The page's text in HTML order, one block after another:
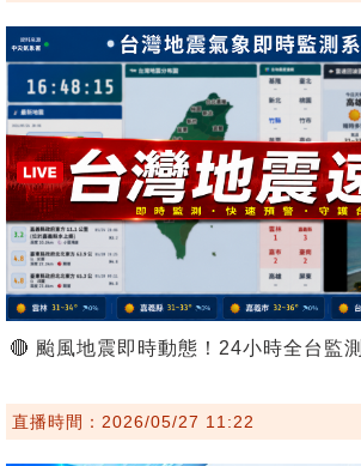
🔴 颱風地震即時動態！24小時全台監測
直播時間：2026/05/27 11:22